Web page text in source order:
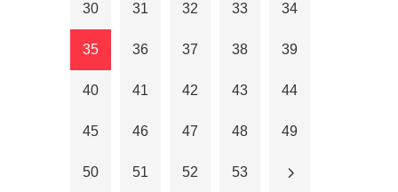
30 31 32 33 34
35 36 37 38 39
40 41 42 43 44
45 46 47 48 49
50 51 52 53